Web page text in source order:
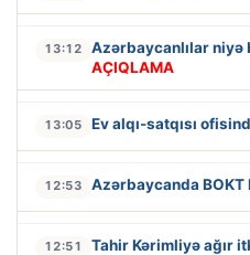
13:12 Azərbaycanlılar niyə
AÇIQLAMA
13:05 Ev alqı-satqısı
12:53 Azərbaycanda BOKT
12:51 Tahir Kərimliyə ağır